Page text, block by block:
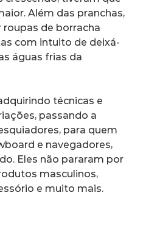
Além das pranchas,
de borracha
com intuito de deixá-
águas frias da
técnicas e
passando a
para quem
e navegadores,
Eles não pararam por
masculinos,
e muito mais.